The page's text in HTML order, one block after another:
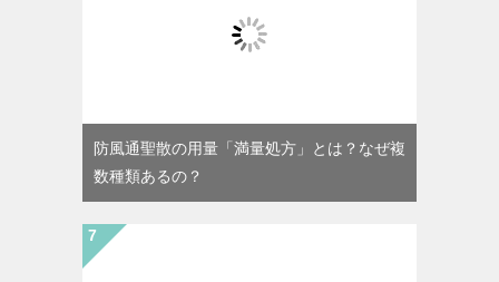
防風通聖散の用量「満量処方」とは？なぜ複
数種類あるの？